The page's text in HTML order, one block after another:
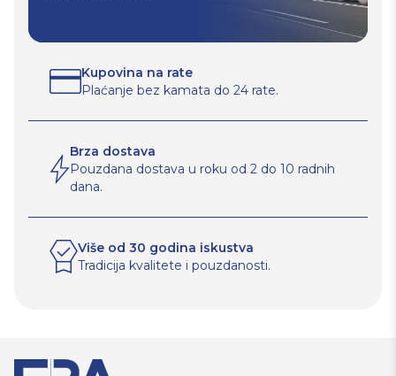
Kupovina na rate
Plaćanje bez kamata do 24 rate.
Brza dostava
Pouzdana dostava u roku od 2 do 10 radnih
dana.
Više od 30 godina iskustva
Tradicija kvalitete i pouzdanosti.